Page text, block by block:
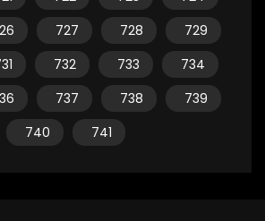
727 728
729
732 733
734
737 738
739
740
741